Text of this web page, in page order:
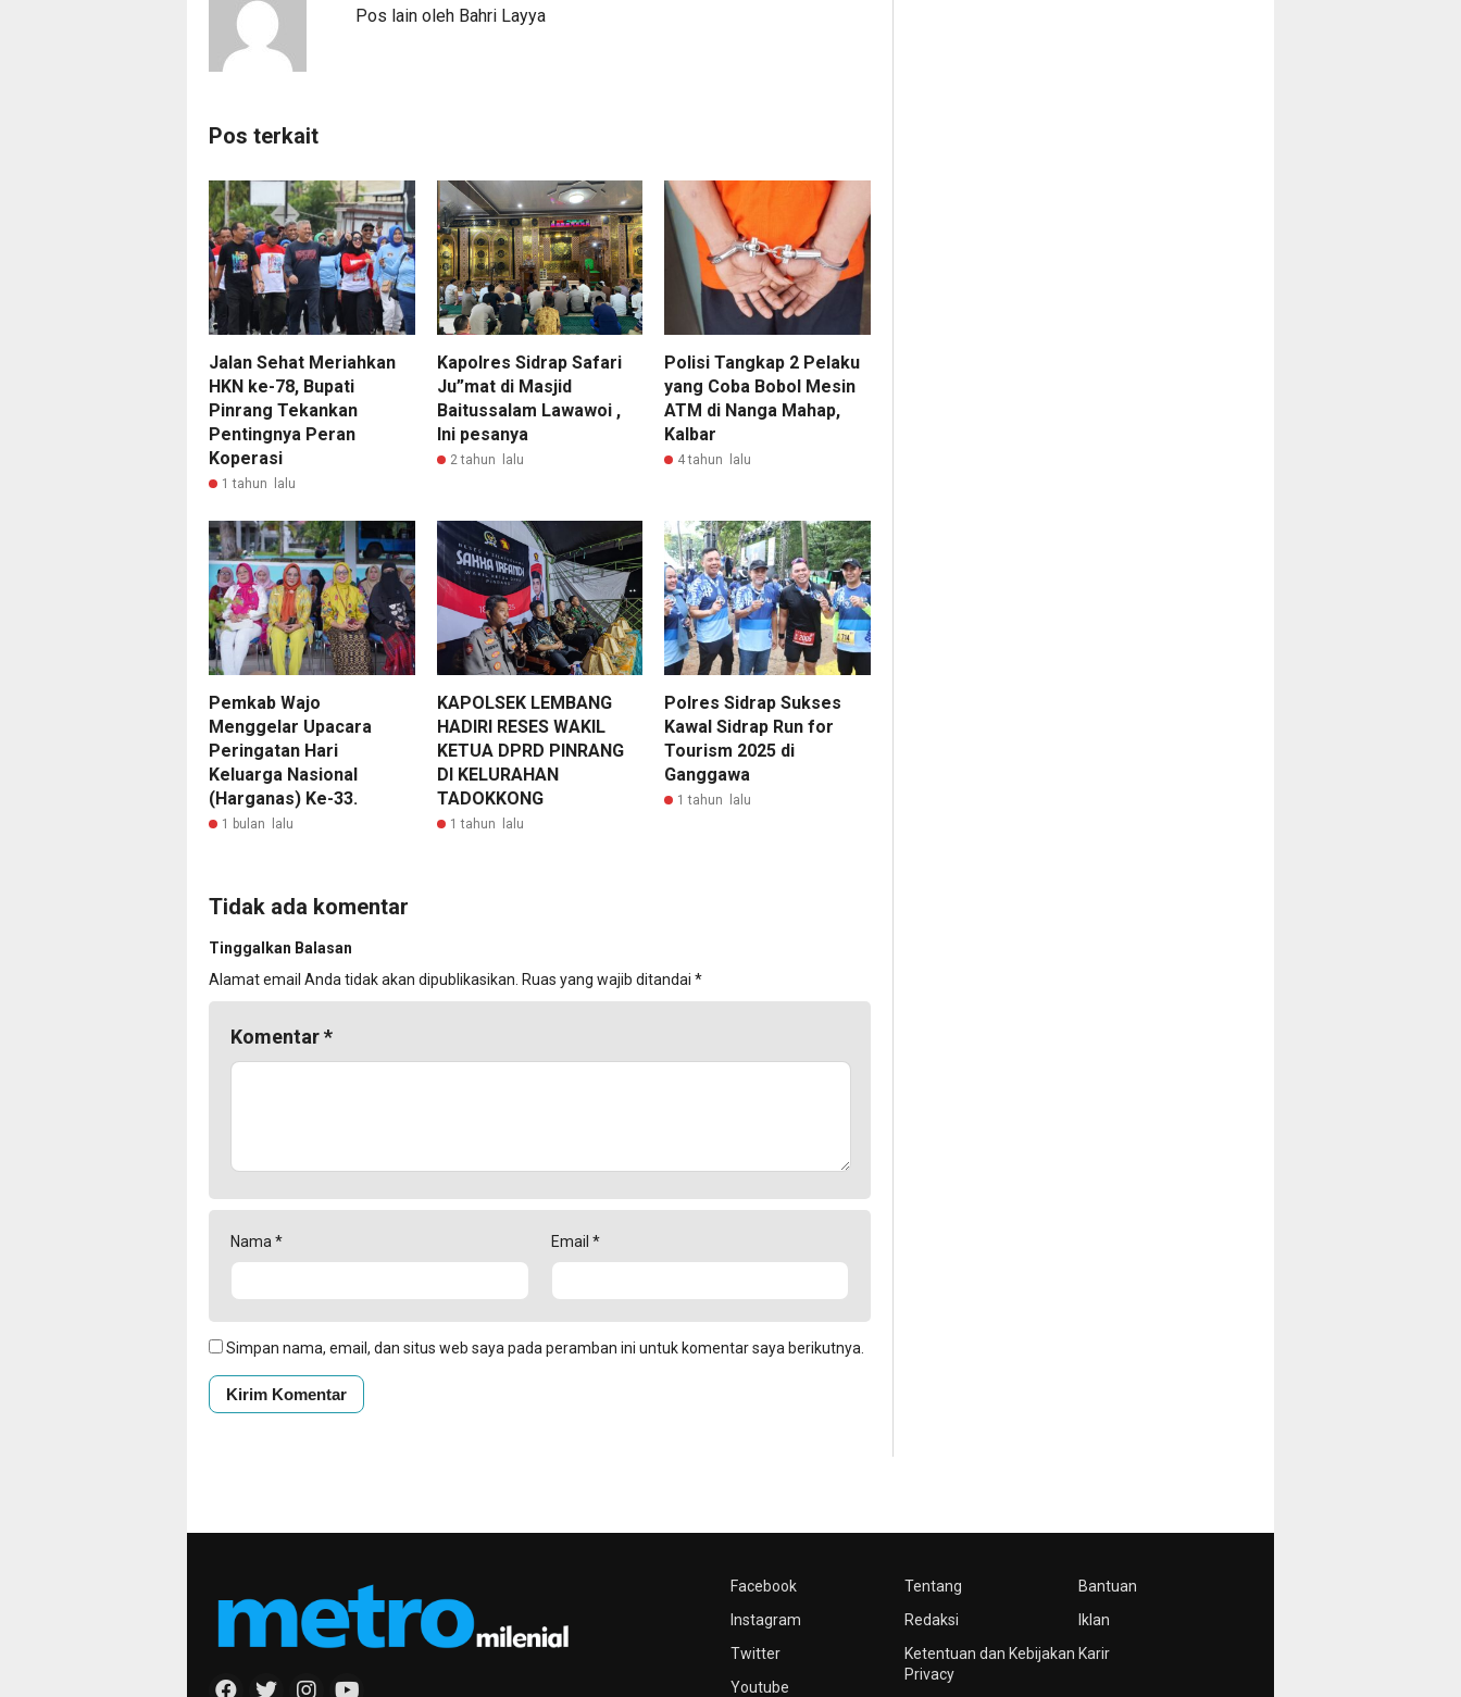
Pos lain oleh Bahri Layya
Pos terkait
Jalan Sehat Meriahkan
HKN ke-78, Bupati
Pinrang Tekankan
Pentingnya Peran
Koperasi
1 tahun lalu
Kapolres Sidrap Safari
Ju”mat di Masjid
Baitussalam Lawawoi ,
Ini pesanya
2 tahun lalu
Polisi Tangkap 2 Pelaku
yang Coba Bobol Mesin
ATM di Nanga Mahap,
Kalbar
4 tahun lalu
Pemkab Wajo
Menggelar Upacara
Peringatan Hari
Keluarga Nasional
(Harganas) Ke-33.
1 bulan lalu
KAPOLSEK LEMBANG
HADIRI RESES WAKIL
KETUA DPRD PINRANG
DI KELURAHAN
TADOKKONG
1 tahun lalu
Polres Sidrap Sukses
Kawal Sidrap Run for
Tourism 2025 di
Ganggawa
1 tahun lalu
Tidak ada komentar
Tinggalkan Balasan
Alamat email Anda tidak akan dipublikasikan. Ruas yang wajib ditandai *
Komentar*
Nama * Email *
Simpan nama, email, dan situs web saya pada peramban ini untuk komentar saya berikutnya.
Facebook
Instagram
Twitter
Youtube
Tentang
Redaksi
Ketentuan dan Kebijakan
Privacy
Bantuan
Iklan
Karir